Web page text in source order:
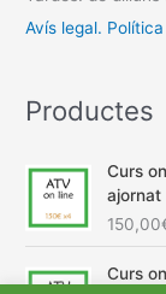
Avís legal.
Productes
Curs
ajornat
150,00
Curs